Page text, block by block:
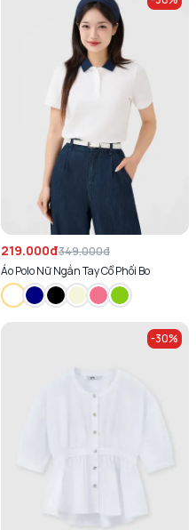
219.000đ349.000đ
Áo Polo Nữ Ngắn Tay Cổ Phối Bo
-30%